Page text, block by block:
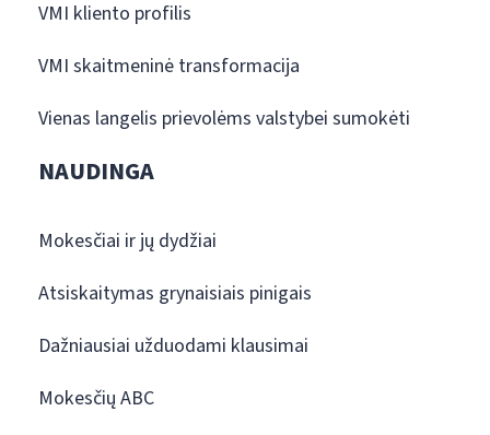
VMI kliento profilis
VMI skaitmeninė transformacija
Vienas langelis prievolėms valstybei sumokėti
NAUDINGA
Mokesčiai ir jų dydžiai
Atsiskaitymas grynaisiais pinigais
Dažniausiai užduodami klausimai
Mokesčių ABC